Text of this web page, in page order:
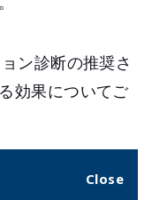
ン診断の推奨さ
効果についてご